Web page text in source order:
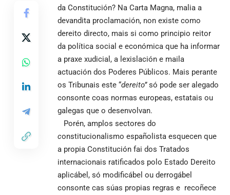
da Constitución? Na Carta Magna, malia a
devandita proclamación, non existe como
dereito directo, mais si como principio reitor
da política social e económica que ha informar
a praxe xudicial, a lexislación e maila
actuación dos Poderes Públicos. Mais perante
os Tribunais este “dereito”só pode ser alegado
consonte coas normas europeas, estatais ou
galegas que o desenvolvan.
Porén, amplos sectores do
constitucionalismo españolista esquecen que
a propia Constitución fai dos Tratados
internacionais ratificados polo Estado Dereito
aplicábel, só modificábel ou derrogábel
consonte cas súas propias regras e recoñece